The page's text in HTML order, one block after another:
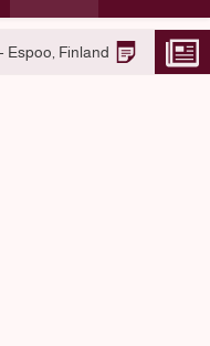
Join S-market Retail